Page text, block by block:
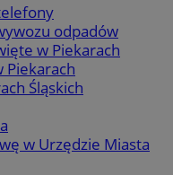
odpadów
w Piekarach
Piekarach
Śląskich
w Urzędzie Miasta